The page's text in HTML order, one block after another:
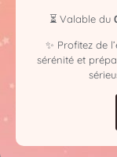
✨Quelle
intuition,
L’intuition
⏳ Valable du
✨ Profitez de
sérénité et